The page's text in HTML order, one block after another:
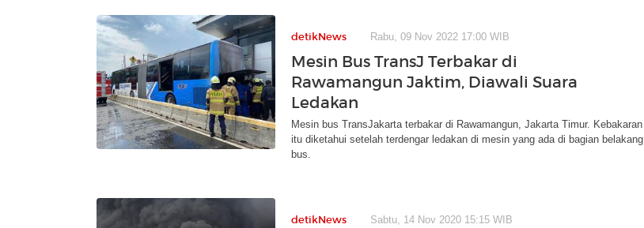
detikNews Rabu, 09 Nov 2022 17:00 WIB
Mesin Bus TransJ Terbakar di
Rawamangun Jaktim, Diawali Suara
Ledakan
Mesin bus TransJakarta terbakar di Rawamangun, Jakarta Timur. Kebakaran
itu diketahui setelah terdengar ledakan di mesin yang ada di bagian belakang
bus.
detikNews Sabtu, 14 Nov 2020 15:15 WIB